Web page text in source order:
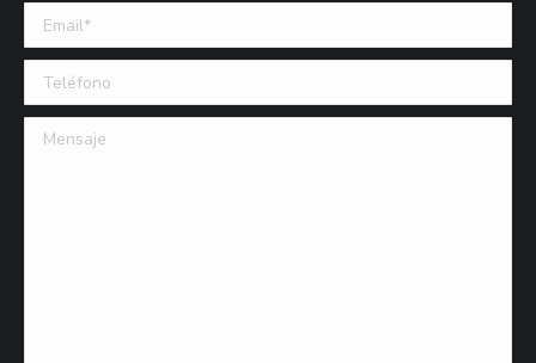
Email (requerido)
Teléfono
Mensaje